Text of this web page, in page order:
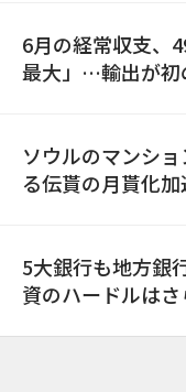
6月の経常収支、
最大」…輸出が初
ソウルのマンシ
る伝貰の月貰化
5大銀行も地方銀
資のハードルはさ